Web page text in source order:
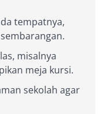
tempatnya,
misalnya
meja kursi.
sekolah agar